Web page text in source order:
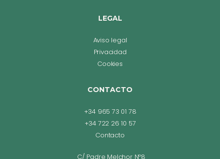
LEGAL
Aviso legal
Privacidad
Cookies
CONTACTO
+34 965 73 01 78
+34 722 26 10 57
Contacto
C/ Padre Melchor Nº8